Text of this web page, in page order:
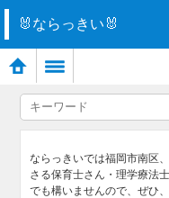
🐰ならっきい🐰
ならっきいでは福岡市南区
さる保育士さん・理学療法
でも構いませんので、ぜひ